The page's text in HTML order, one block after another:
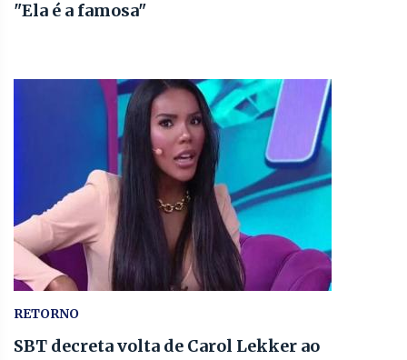
"Ela é a famosa"
RETORNO
SBT decreta volta de Carol Lekker ao